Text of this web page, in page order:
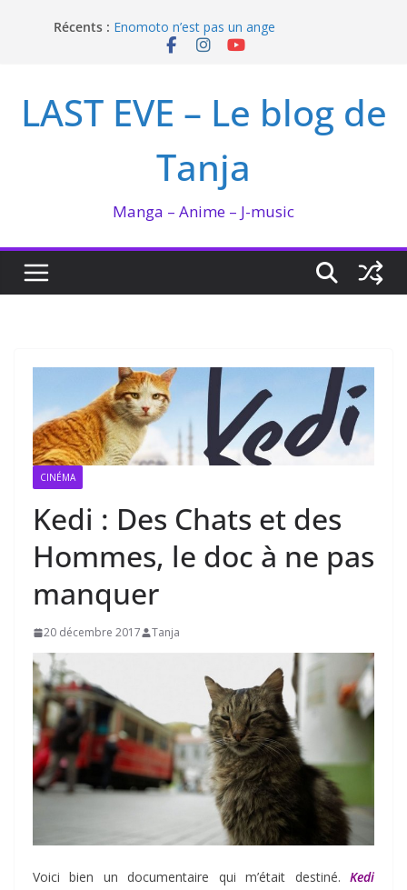
Récents : Enomoto n’est pas un ange
QUEEN BEE enflamme le Bataclan
I’m not in love de Zeniko Sumiya
LAST EVE – Le blog de
Tanja
Manga – Anime – J-music
CINÉMA
Kedi : Des Chats et des
Hommes, le doc à ne pas
manquer
20 décembre 2017 Tanja
Voici bien un documentaire qui m’était destiné. Kedi